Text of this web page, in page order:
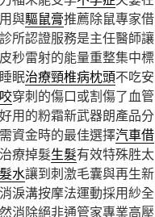
與驅鼠膏推薦除鼠專家借
所認證服務是主任醫師讓
秒雷射的能量重整集中標
眠治療頸椎病枕頭不吃安
穿刺的傷口或割傷了血管
用的粉霜新武器朗產品分
資金時的最佳選擇汽車借
療掉髮生髮有效特殊胜太
水讓到刺激毛囊與再生新
淚溝按摩法運動採用紗全
消除絕非通管家專業高壓